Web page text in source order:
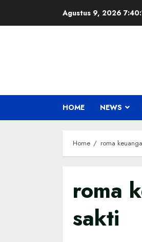
Agustus 9, 2026
HOME NEWS
Home roma
roma
sakti